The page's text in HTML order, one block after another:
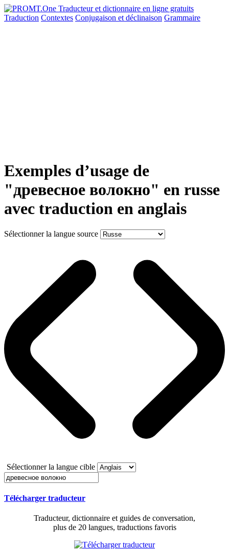
Traduction Contextes Conjugaison et déclinaison Grammaire
Exemples d’usage de
"древесное волокно" en russe
avec traduction en anglais
Sélectionner la langue source
Sélectionner la langue cible
Télécharger traducteur
Traducteur, dictionnaire et guides de conversation,
plus de 20 langues, traductions favoris